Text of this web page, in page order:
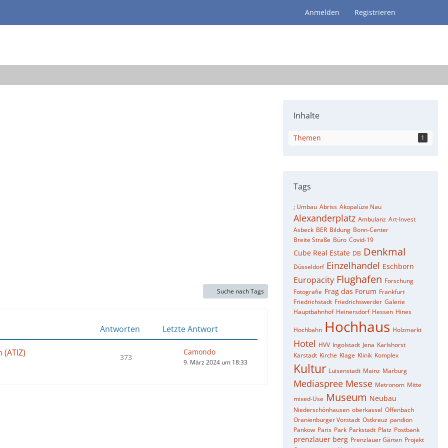
Anmelden Registrieren
Suche nach Tags
Antworten Letzte Antwort
373
Camondo
9. März 2024 um 18:33
Inhalte
Themen 1
Tags
; Umbau Abriss Akopalüze Nau
Alexanderplatz Ambulanz Art-Invest
Asbeck BER Bildung Bonn-Center
Breite Straße Büro Covid-19
Cube Real Estate DB Denkmal
Düsseldorf Einzelhandel Eschborn
Europacity Flughafen Forschung
Fotografie Frag das Forum Frankfurt
Friedrichstadt Friedrichswerder Galerie
Hauptbahnhof Heinersdorf Hessen Hines
Hochbahn Hochhaus Holzmarkt
Hotel HVV Ingolstadt Jena Karlshorst
Karstadt Kirche Klage Klinik Komplex
Kultur Luisenstadt Mainz Marburg
Mediaspree Messe Metronom Mitte
mixed-Use Museum Neubau
Niederschönhausen oberkassel Offenbach
Oranienburger Vorstadt Ostkreuz pandion
Pankow Paris Park Parkstadt Platz Postbank
prenzlauer berg Prenzlauer Gärten Projekt